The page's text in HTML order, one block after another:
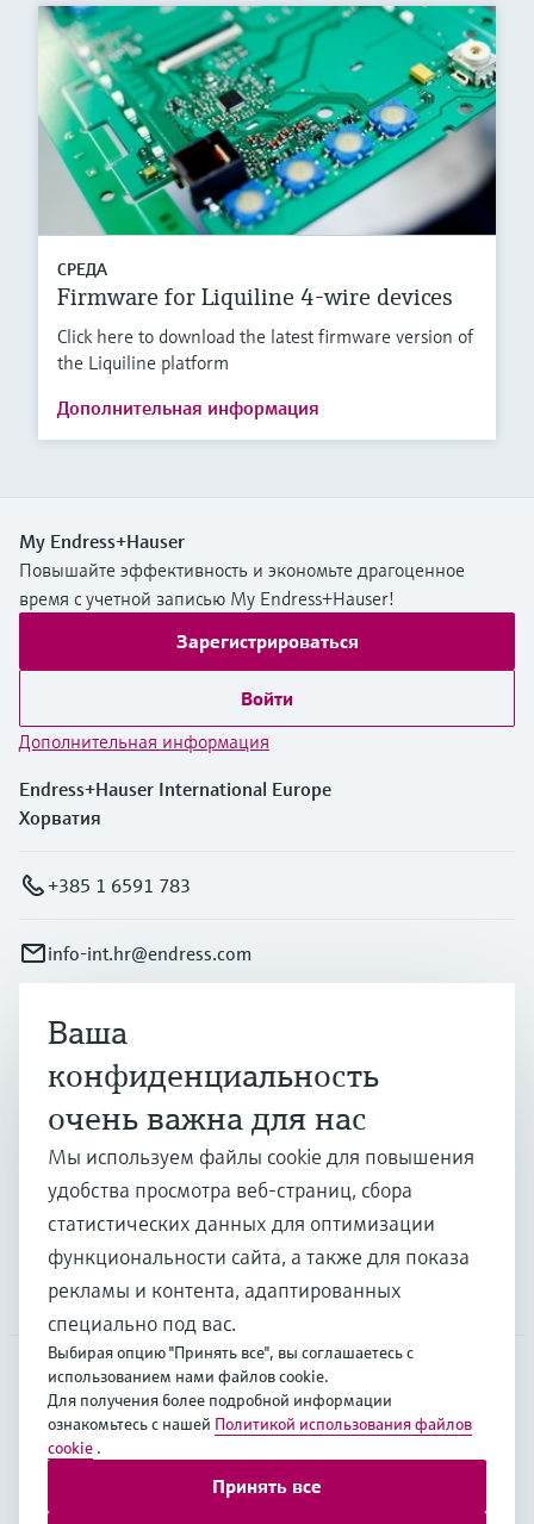
СРЕДА
Firmware for Liquiline 4-wire devices
Click here to download the latest firmware version of
the Liquiline platform
Дополнительная информация
My Endress+Hauser
Повышайте эффективность и экономьте драгоценное
время с учетной записью My Endress+Hauser!
Зарегистрироваться
Войти
Дополнительная информация
Endress+Hauser International Europe
Хорватия
+385 1 6591 783
info-int.hr@endress.com
Продукты и услуги
Отрасли
Поддержка
Компания
EUS•Русский
Copyright © Endress+Hauser Group Services AG
Ваша
конфиденциальность
очень важна для нас
Мы используем файлы cookie для повышения
удобства просмотра веб-страниц, сбора
статистических данных для оптимизации
функциональности сайта, а также для показа
рекламы и контента, адаптированных
специально под вас.
Выбирая опцию "Принять все", вы соглашаетесь с
использованием нами файлов cookie.
Для получения более подробной информации
ознакомьтесь с нашей Политикой использования файлов
cookie .
Принять все